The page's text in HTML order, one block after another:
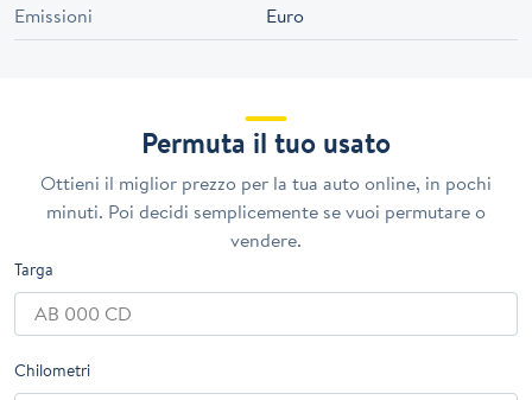
Emissioni
Euro
Permuta il tuo usato
Ottieni il miglior prezzo per la tua auto online, in pochi
minuti. Poi decidi semplicemente se vuoi permutare o
vendere.
Targa
Chilometri